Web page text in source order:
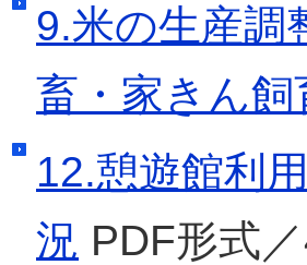
9.米の生産調
畜・家きん飼
12.憩遊館利
況 PDF形式